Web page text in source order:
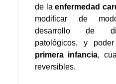
de laenfermedad
modificar de
desarrollo de
patológicos, y
primera infancia,
reversibles.